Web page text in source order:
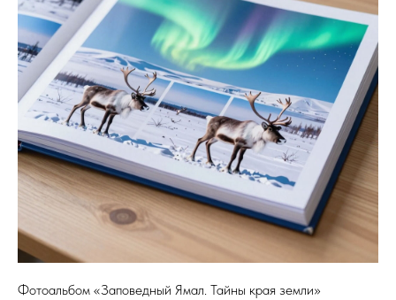
Фотоальбом «Заповедный Ямал. Тайны края земли»